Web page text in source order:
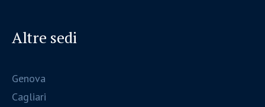
Altre sedi
Genova
Cagliari